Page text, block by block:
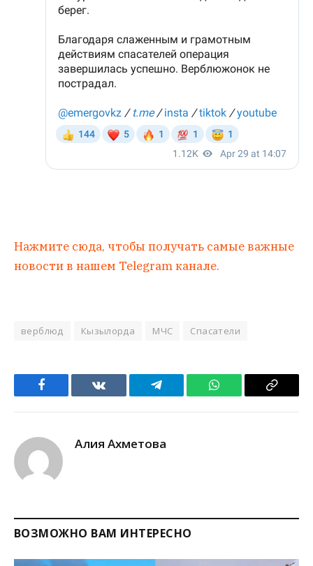
Нажмите сюда, чтобы получать самые важные
новости в нашем Telegram канале.
верблюд Кызылорда МЧС Спасатели
Facebook VKontakteTelegram WhatsApp Copy
Алия Ахметова
ВОЗМОЖНО ВАМ ИНТЕРЕСНО